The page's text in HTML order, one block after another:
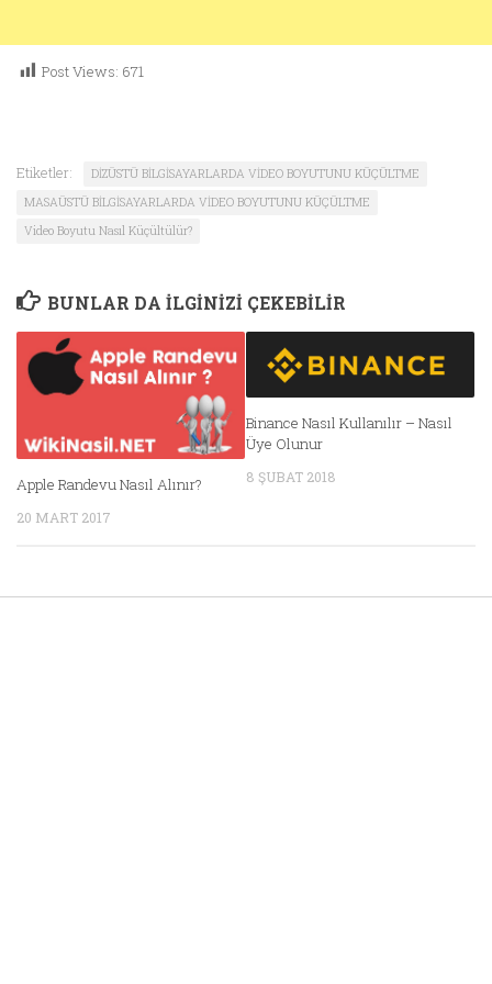
Post Views: 671
Etiketler:
DİZÜSTÜ BİLGİSAYARLARDA VİDEO BOYUTUNU KÜÇÜLTME
MASAÜSTÜ BİLGİSAYARLARDA VİDEO BOYUTUNU KÜÇÜLTME
Video Boyutu Nasıl Küçültülür?
BUNLAR DA ILGINIZI ÇEKEBILIR
Apple Randevu Nasıl Alınır?
20 MART 2017
Binance Nasıl Kullanılır – Nasıl
Üye Olunur
8 ŞUBAT 2018